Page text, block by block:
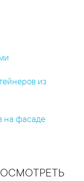
на фасаде